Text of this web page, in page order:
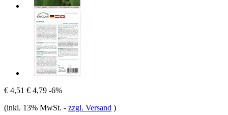
€ 4,51 € 4,79 -6%
(inkl. 13% MwSt. - zzgl. Versand )